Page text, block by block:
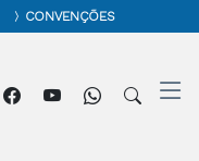
CONVENÇÕES